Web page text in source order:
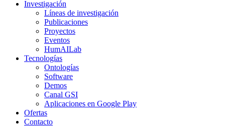
Investigación
Líneas de investigación
Publicaciones
Proyectos
Eventos
HumAILab
Tecnologías
Ontologías
Software
Demos
Canal GSI
Aplicaciones en Google Play
Ofertas
Contacto